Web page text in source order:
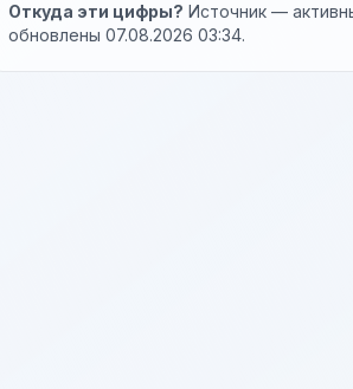
Откуда эти цифры? Источник —
обновлены 07.08.2026 03:34.